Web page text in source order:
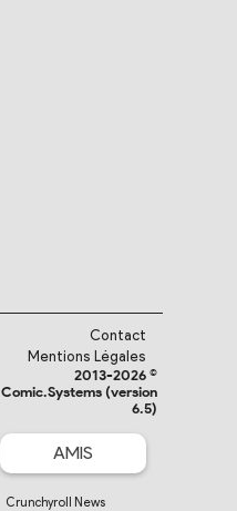
Contact
Mentions Légales
2013-2026 ©
Comic.Systems (version
6.5)
AMIS
Crunchyroll News